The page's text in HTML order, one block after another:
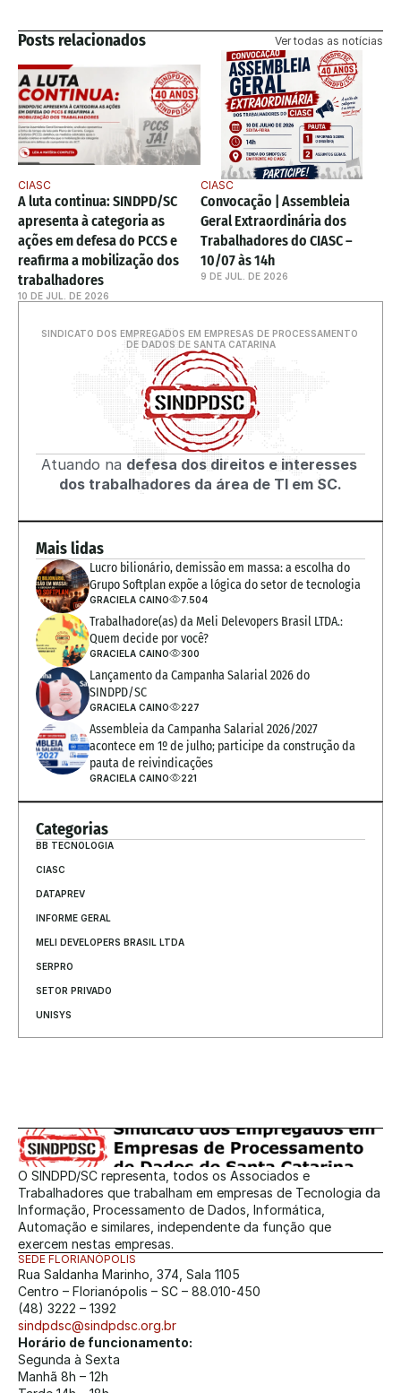
Posts relacionados Ver todas as notícias
CIASC
A luta continua: SINDPD/SC
apresenta à categoria as
ações em defesa do PCCS e
reafirma a mobilização dos
trabalhadores
10 DE JUL. DE 2026
CIASC
Convocação | Assembleia
Geral Extraordinária dos
Trabalhadores do CIASC –
10/07 às 14h
9 DE JUL. DE 2026
SINDICATO DOS EMPREGADOS EM EMPRESAS DE PROCESSAMENTO
DE DADOS DE SANTA CATARINA
Atuando na defesa dos direitos e interesses
dos trabalhadores da área de TI em SC.
Mais lidas
Lucro bilionário, demissão em massa: a escolha do
Grupo Softplan expõe a lógica do setor de tecnologia
GRACIELA CAINO 7.504
Trabalhadore(as) da Meli Delevopers Brasil LTDA.:
Quem decide por você?
GRACIELA CAINO 300
Lançamento da Campanha Salarial 2026 do
SINDPD/SC
GRACIELA CAINO 227
Assembleia da Campanha Salarial 2026/2027
acontece em 1º de julho; participe da construção da
pauta de reivindicações
GRACIELA CAINO 221
Categorias
BB TECNOLOGIA
CIASC
DATAPREV
INFORME GERAL
MELI DEVELOPERS BRASIL LTDA
SERPRO
SETOR PRIVADO
UNISYS
O SINDPD/SC representa, todos os Associados e
Trabalhadores que trabalham em empresas de Tecnologia da
Informação, Processamento de Dados, Informática,
Automação e similares, independente da função que
exercem nestas empresas.
SEDE FLORIANÓPOLIS
Rua Saldanha Marinho, 374, Sala 1105
Centro – Florianópolis – SC – 88.010-450
(48) 3222 – 1392
sindpdsc@sindpdsc.org.br
Horário de funcionamento:
Segunda à Sexta
Manhã 8h – 12h